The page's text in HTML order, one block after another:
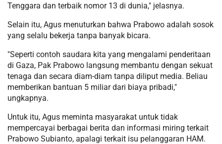
Tenggara dan terbaik nomor 13 di dunia," jelasnya.
Selain itu, Agus menuturkan bahwa Prabowo adalah sosok
yang selalu bekerja tanpa banyak bicara.
"Seperti contoh saudara kita yang mengalami penderitaan
di Gaza, Pak Prabowo langsung membantu dengan sekuat
tenaga dan secara diam-diam tanpa diliput media. Beliau
memberikan bantuan 5 miliar dari biaya pribadi,"
ungkapnya.
Untuk itu, Agus meminta masyarakat untuk tidak
mempercayai berbagai berita dan informasi miring terkait
Prabowo Subianto, apalagi terkait isu pelanggaran HAM.